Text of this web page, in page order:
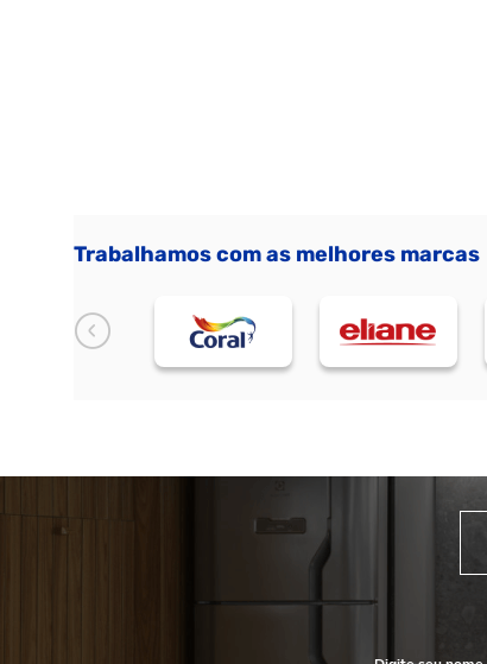
Trabalhamos com as melhores marcas